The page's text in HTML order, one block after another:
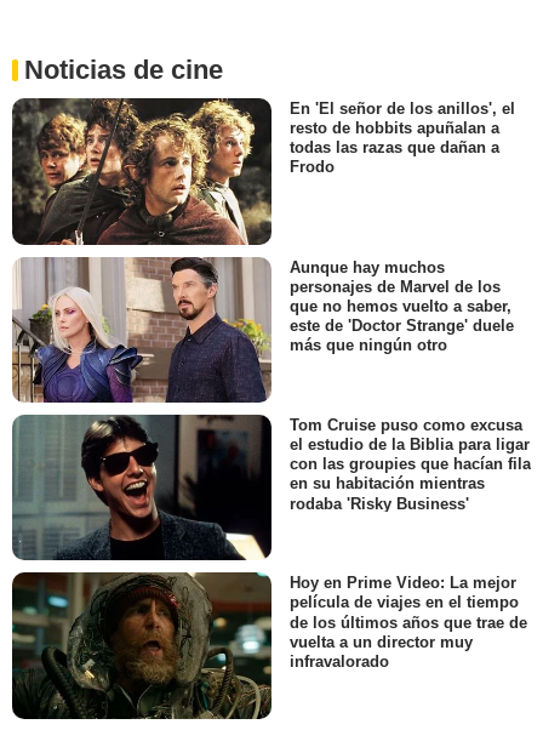
Noticias de cine
En 'El señor de los anillos', el
resto de hobbits apuñalan a
todas las razas que dañan a
Frodo
Aunque hay muchos
personajes de Marvel de los
que no hemos vuelto a saber,
este de 'Doctor Strange' duele
más que ningún otro
Tom Cruise puso como excusa
el estudio de la Biblia para ligar
con las groupies que hacían fila
en su habitación mientras
rodaba 'Risky Business'
Hoy en Prime Video: La mejor
película de viajes en el tiempo
de los últimos años que trae de
vuelta a un director muy
infravalorado